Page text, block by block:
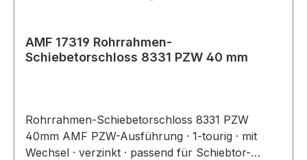
AMF 17319 Rohrrahmen-
Schiebetorschloss 8331 PZW 40 mm
Rohrrahmen-Schiebetorschloss 8331 PZW
40mm AMF PZW-Ausführung · 1-tourig · mit
Wechsel · verzinkt · passend für Schiebtor-